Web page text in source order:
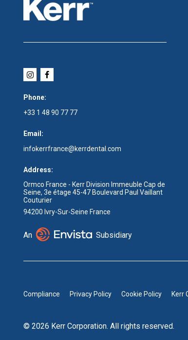
Phone:
+33 1 48 90 77 77
Email:
infokerrfrance@kerrdental.com
Address:
Ormco France - Kerr Division Immeuble Cap de
Seine, 3e étage 45-47 Boulevard Paul Vaillant
Couturier
94200 Ivry-Sur-Seine France
An Subsidiary
Compliance Privacy Policy Cookie Policy Kerr
© 2026 Kerr Corporation. All rights reserved.